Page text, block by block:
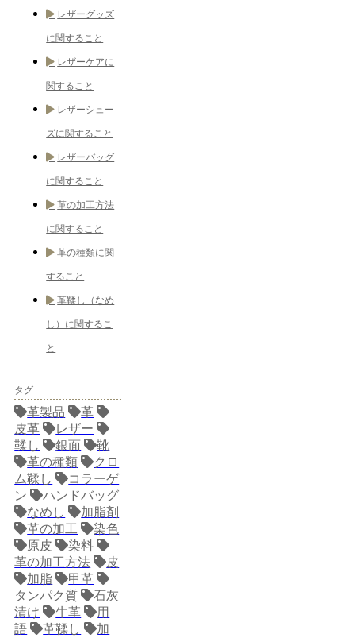
レザーグッズ
に関すること
レザーケアに
関すること
レザーシュー
ズに関すること
レザーバッグ
に関すること
革の加工方法
に関すること
革の種類に関
すること
革鞣し（なめ
し）に関するこ
と
タグ
革製品
革
皮革
レザー
鞣し
銀面
靴
革の種類
クロ
ム鞣し
コラーゲ
ン
ハンドバッグ
なめし
加脂剤
革の加工
染色
原皮
染料
革の加工方法
皮
加脂
甲革
タンパク質
石灰
漬け
牛革
用
語
革鞣し
加